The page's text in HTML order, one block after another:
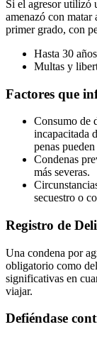
Si el agresor utilizó
amenazó con
primer grado, con
Hasta 30
Multas y
Factores que
Consumo de
incapacitada
penas
Condenas
más severas.
secuestro o
Registro de
Una condena por
obligatorio como
significativas en
viajar.
Defiéndase